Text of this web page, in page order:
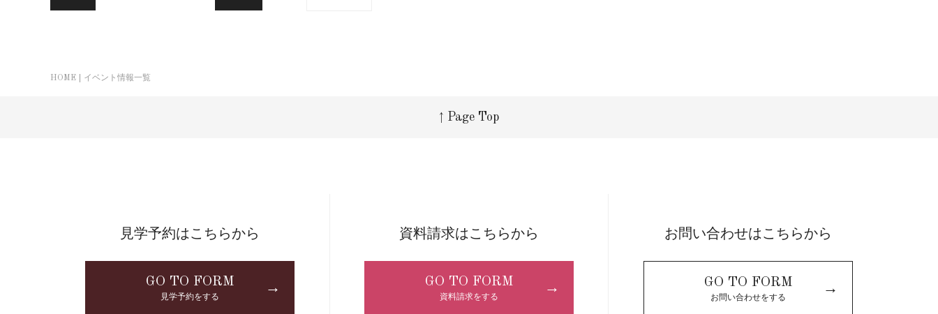
HOME イベント情報一覧
↑ Page Top
見学予約はこちらから
GO TO FORM
見学予約をする
→
資料請求はこちらから
GO TO FORM
資料請求をする
→
お問い合わせはこちらから
GO TO FORM
お問い合わせをする
→